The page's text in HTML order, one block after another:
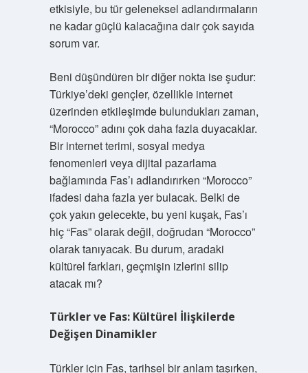
etkisiyle, bu tür geleneksel adlandırmaların
ne kadar güçlü kalacağına dair çok sayıda
sorum var.
Beni düşündüren bir diğer nokta ise şudur:
Türkiye’deki gençler, özellikle internet
üzerinden etkileşimde bulundukları zaman,
“Morocco” adını çok daha fazla duyacaklar.
Bir internet terimi, sosyal medya
fenomenleri veya dijital pazarlama
bağlamında Fas’ı adlandırırken “Morocco”
ifadesi daha fazla yer bulacak. Belki de
çok yakın gelecekte, bu yeni kuşak, Fas’ı
hiç “Fas” olarak değil, doğrudan “Morocco”
olarak tanıyacak. Bu durum, aradaki
kültürel farkları, geçmişin izlerini silip
atacak mı?
Türkler ve Fas: Kültürel İlişkilerde
Değişen Dinamikler
Türkler için Fas, tarihsel bir anlam taşırken,